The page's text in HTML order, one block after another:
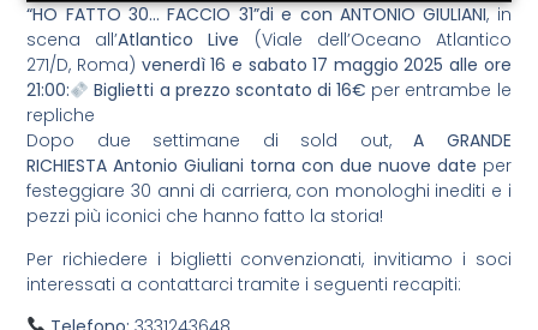
“HO FATTO 30… FACCIO 31”die con ANTONIO GIULIANI, in
scena all’Atlantico Live (Viale dell’Oceano Atlantico
271/D, Roma) venerdì 16 e sabato 17 maggio 2025 alle ore
21:00: Biglietti a prezzo scontato di 16€ per entrambe le
repliche
Dopo due settimane di sold out,A GRANDE
RICHIESTA Antonio Giuliani torna con due nuove date per
festeggiare 30 anni di carriera, con monologhi inediti e i
pezzi più iconici che hanno fatto la storia!
Per richiedere i biglietti convenzionati, invitiamo i soci
interessati a contattarci tramite i seguenti recapiti: